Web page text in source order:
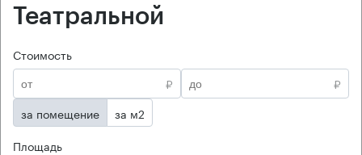
Театральной
Стоимость
₽
₽
за помещение
за м2
Площадь